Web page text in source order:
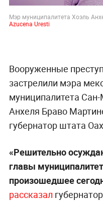
Мэр муниципалитета Хоэль
Azucena Uresti
Вооруженные
застрелили мэра
муниципалитета
Анхеля Браво
губернатор штата
«Решительно
главы
произошедшее
рассказал